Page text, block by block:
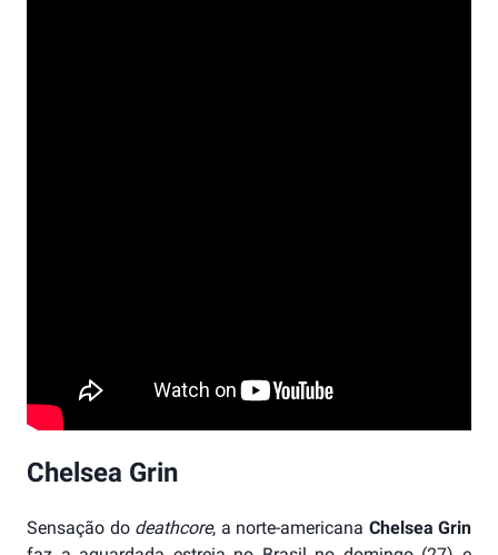
Chelsea Grin
Sensação do deathcore, a norte-americana Chelsea Grin